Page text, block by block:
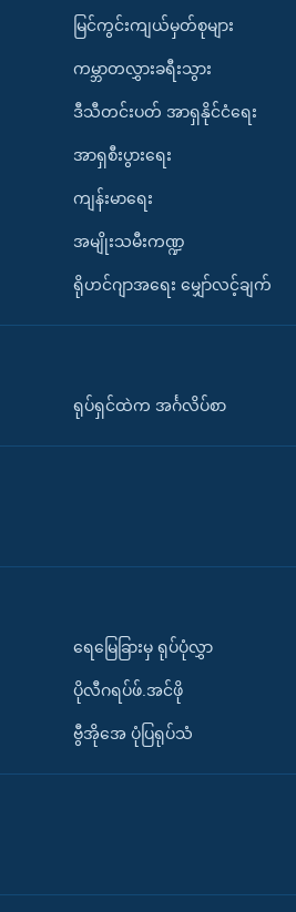
မြင်ကွင်းကျယ်မှတ်စုများ
ကမ္ဘာတလွှားခရီးသွား
ဒီသီတင်းပတ် အာရှနိုင်ငံရေး
အာရှစီးပွားရေး
ကျန်းမာရေး
အမျိုးသမီးကဏ္ဍ
ရိုဟင်ဂျာအရေး မျှော်လင့်ချက်
ရုပ်ရှင်ထဲက အင်္ဂလိပ်စာ
ရေမြေခြားမှ ရုပ်ပုံလွှာ
ပိုလီဂရပ်ဖ်.အင်ဖို
ဗွီအိုအေ ပုံပြရုပ်သံ